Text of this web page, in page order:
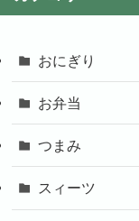
おにぎり
お弁当
つまみ
スィーツ